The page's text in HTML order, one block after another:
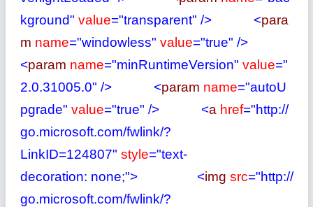
kground" value="transparent" /> <para
m name="windowless" value="true" />
<param name="minRuntimeVersion" value="
2.0.31005.0" /> <param name="autoU
pgrade" value="true" /> <a href="http://
go.microsoft.com/fwlink/?
LinkID=124807" style="text-
decoration: none;"> <img src="http://
go.microsoft.com/fwlink/?